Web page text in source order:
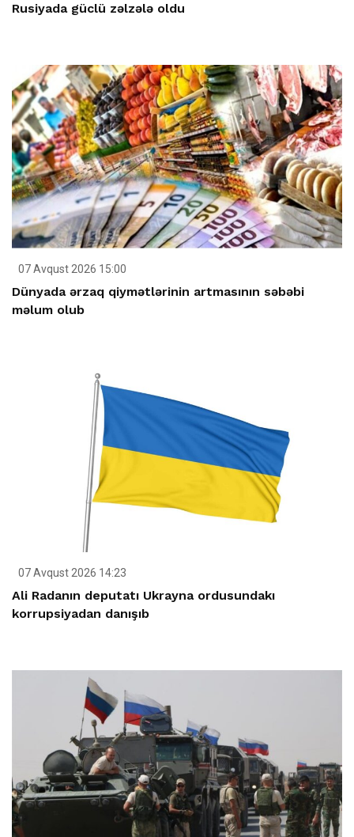
Rusiyada güclü zəlzələ oldu
07 Avqust 2026 15:00
Dünyada ərzaq qiymətlərinin artmasının səbəbi
məlum olub
07 Avqust 2026 14:23
Ali Radanın deputatı Ukrayna ordusundakı
korrupsiyadan danışıb